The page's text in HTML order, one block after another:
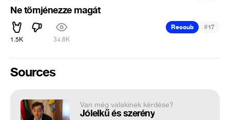
Ne tömjénezze magát
1.5K 34.6K
Recoub #17
Sources
Van még valakinek kérdése?
Jólelkű és szerény